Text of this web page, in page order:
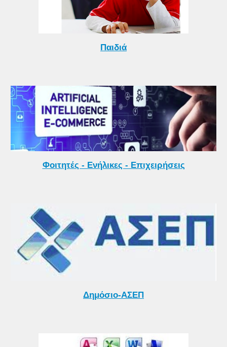
Παιδιά
Φοιτητές - Ενήλικες - Επιχειρήσεις
Δημόσιο-ΑΣΕΠ